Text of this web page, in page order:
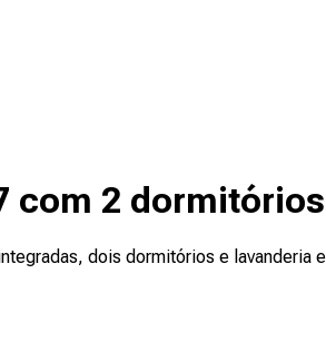
com 2 dormitórios
dois dormitórios e